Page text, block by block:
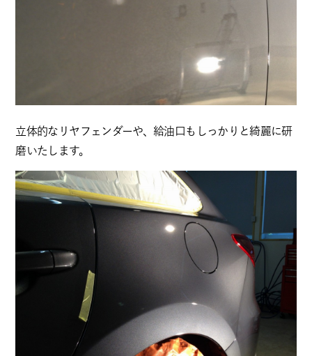
立体的なリヤフェンダーや、給油口もしっかりと綺麗に研
磨いたします。